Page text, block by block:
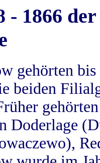
- 1866
gehörten
beiden
Doderlage